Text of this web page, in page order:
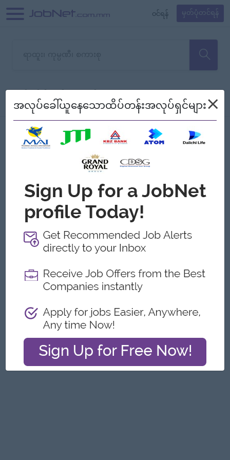
၀င်ရန် မှတ်ပုံတင်ရန်
သော အလုပ်မရှိသေးပါ။
စစ်ရန် စဉ်၍ကြည့်မည်
အလုပ်ခေါ်ယူနေသောထိပ်တန်းအလုပ်ရှင်များ×